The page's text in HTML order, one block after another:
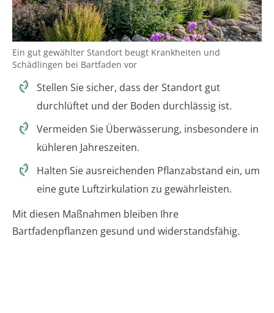
Ein gut gewählter Standort beugt Krankheiten und
Schädlingen bei Bartfaden vor
Stellen Sie sicher, dass der Standort gut
durchlüftet und der Boden durchlässig ist.
Vermeiden Sie Überwässerung, insbesondere in
kühleren Jahreszeiten.
Halten Sie ausreichenden Pflanzabstand ein, um
eine gute Luftzirkulation zu gewährleisten.
Mit diesen Maßnahmen bleiben Ihre
Bartfadenpflanzen gesund und widerstandsfähig.